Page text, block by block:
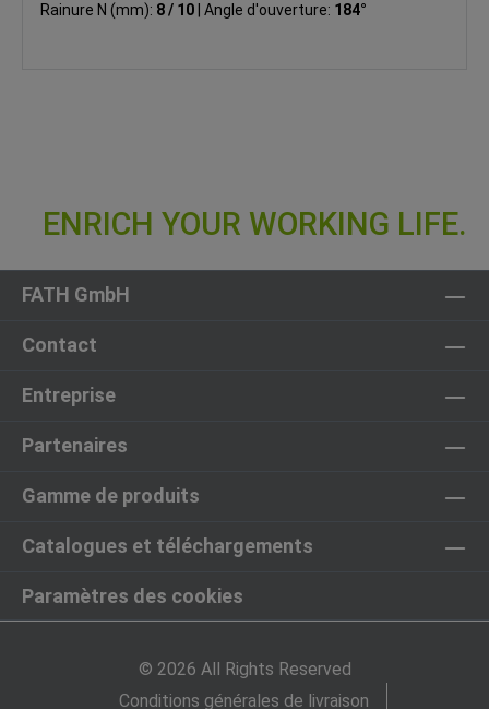
Rainure N (mm): 8 / 10 Angle d'ouverture: 184°
FATH GmbH
Contact
Entreprise
Partenaires
Gamme de produits
Catalogues et téléchargements
Paramètres des cookies
© 2026 All Rights Reserved
Conditions générales de livraison